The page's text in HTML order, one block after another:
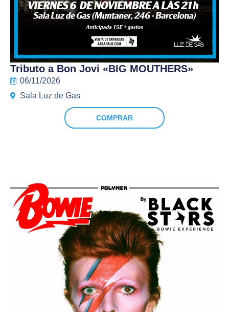
Tributo a Bon Jovi «BIG MOUTHERS»
06/11/2026
Sala Luz de Gas
COMPRAR